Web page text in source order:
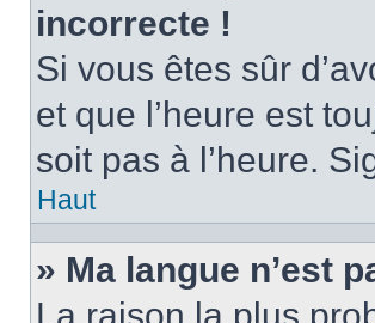
incorrecte !
Si vous êtes sûr
et que l’heure est
soit pas à l’heure.
Haut
» Ma langue n’est